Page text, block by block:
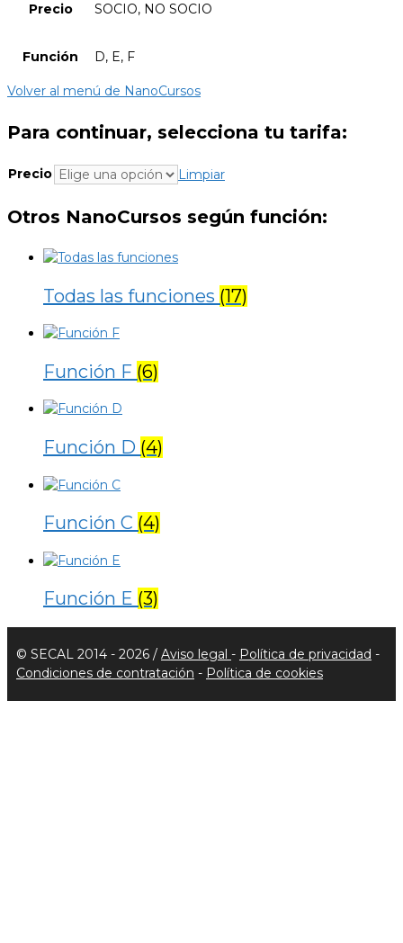
Precio SOCIO, NO SOCIO
Función D, E, F
Volver al menú de NanoCursos
Para continuar, selecciona tu tarifa:
Precio Limpiar
Otros NanoCursos según función:
Todas las funciones (17)
Función F (6)
Función D (4)
Función C (4)
Función E (3)
© SECAL 2014 - 2026 / Aviso legal - Política de privacidad -
Condiciones de contratación - Política de cookies